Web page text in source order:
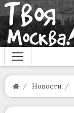
Новости